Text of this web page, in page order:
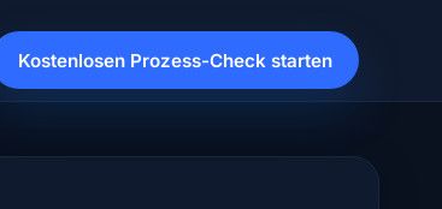
Kostenlosen Prozess-Check starten